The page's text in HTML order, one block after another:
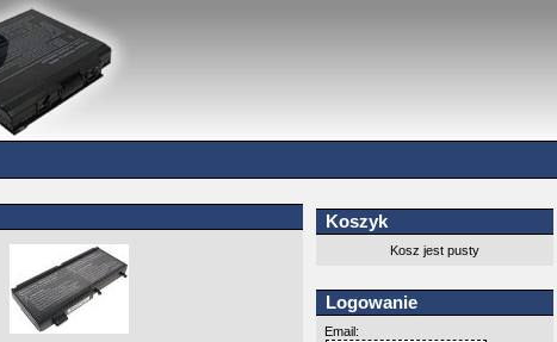
Koszyk
Kosz jest pusty
Logowanie
Email: